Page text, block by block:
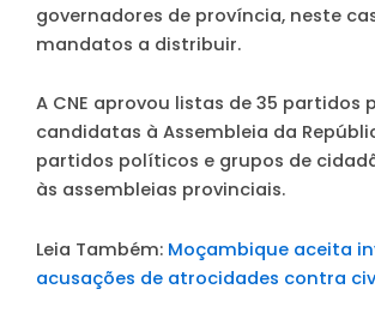
governadores de província, neste
mandatos a distribuir.
A CNE aprovou listas de 35 partidos
candidatas à Assembleia da
partidos políticos e grupos de
às assembleias provinciais.
Leia Também: Moçambique aceita
acusações de atrocidades contra